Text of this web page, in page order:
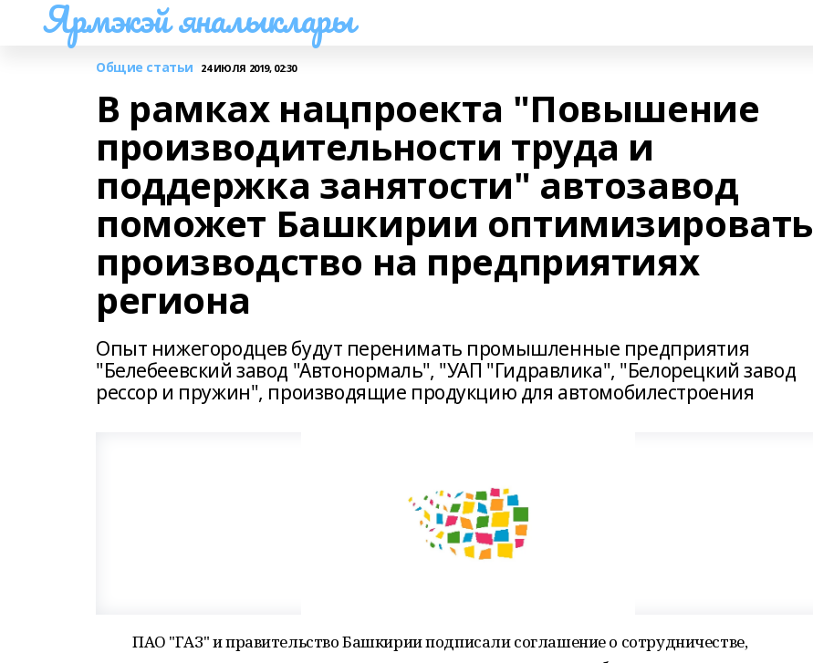
Ярмэкэй яналыклары
Общие статьи 24 ИЮЛЯ 2019, 02:30
В рамках нацпроекта "Повышение
производительности труда и
поддержка занятости" автозавод
поможет Башкирии оптимизировать
производство на предприятиях
региона
Опыт нижегородцев будут перенимать промышленные предприятия
"Белебеевский завод "Автонормаль", "УАП "Гидравлика", "Белорецкий завод
рессор и пружин", производящие продукцию для автомобилестроения
ПАО "ГАЗ" и правительство Башкирии подписали соглашение о сотрудничестве,